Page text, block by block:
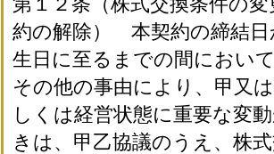
約の解除） 本契約の締結日
生日に至るまでの間におい
その他の事由により、甲又
しくは経営状態に重要な変
きは、甲乙協議のうえ、株